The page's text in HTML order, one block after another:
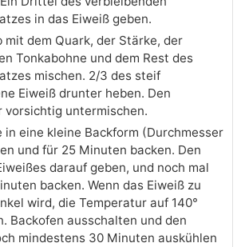
in das Eiweiß geben.
mit dem Quark, der Stärke, der
Tonkabohne und dem Rest des
mischen. 2/3 des steif
Eiweiß drunter heben. Den
vorsichtig untermischen.
in eine kleine Backform (Durchmesser
und für 25 Minuten backen. Den
darauf geben, und noch mal
backen. Wenn das Eiweiß zu
wird, die Temperatur auf 140°
Backofen ausschalten und den
mindestens 30 Minuten auskühlen